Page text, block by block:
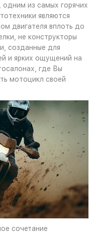
из самых горячих
являются
двигателя вплоть до
не конструкторы
созданные для
и ярких ощущений на
где Вы
мотоцикл своей
сочетание